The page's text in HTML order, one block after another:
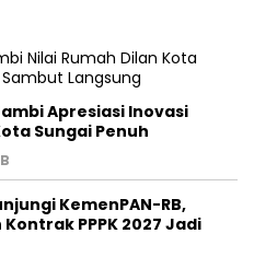
Apresiasi Inovasi
Sungai Penuh
KemenPAN-RB,
PPPK 2027 Jadi